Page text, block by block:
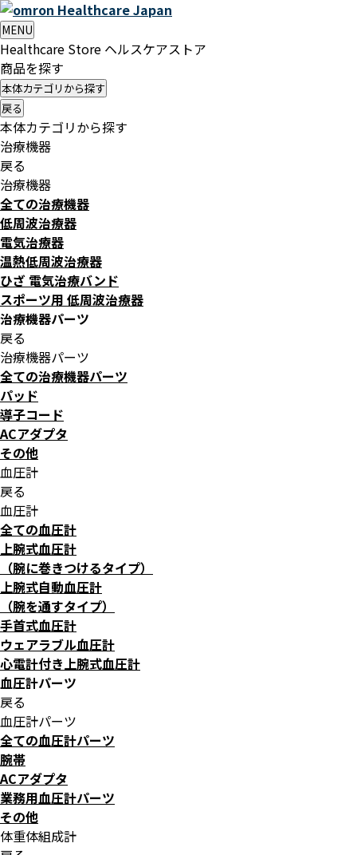
HealthcareJapan
MENU
Healthcare Store ヘルスケアストア
商品を探す
本体カテゴリから探す
戻る
本体カテゴリから探す
治療機器
戻る
治療機器
全ての治療機器
低周波治療器
電気治療器
温熱低周波治療器
ひざ 電気治療バンド
スポーツ用 低周波治療器
治療機器パーツ
戻る
治療機器パーツ
全ての治療機器パーツ
パッド
導子コード
ACアダプタ
その他
血圧計
戻る
血圧計
全ての血圧計
上腕式血圧計
（腕に巻きつけるタイプ）
上腕式自動血圧計
（腕を通すタイプ）
手首式血圧計
ウェアラブル血圧計
心電計付き上腕式血圧計
血圧計パーツ
戻る
血圧計パーツ
全ての血圧計パーツ
腕帯
ACアダプタ
業務用血圧計パーツ
その他
体重体組成計